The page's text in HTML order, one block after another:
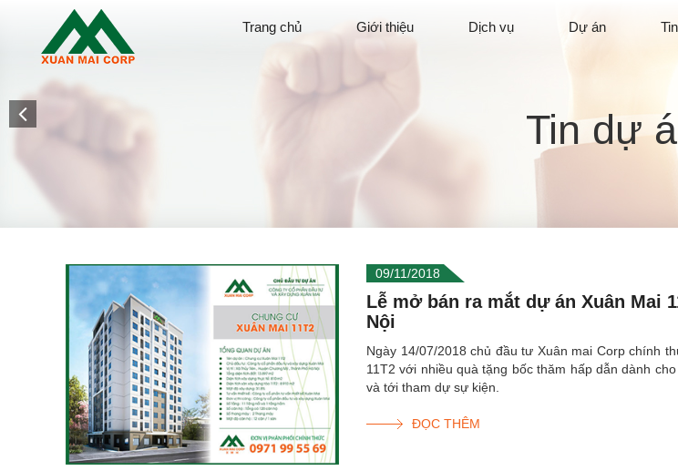
Trang chủ Giới thiệu Dịch vụ Dự án
Tin dự
09/11/2018
Lễ mở bán ra mắt dự án Xuân Mai
Nội
Ngày 14/07/2018 chủ đầu tư Xuân mai Corp chính
11T2 với nhiều quà tặng bốc thăm hấp dẫn dành
và tới tham dự sự kiện.
ĐỌC THÊM